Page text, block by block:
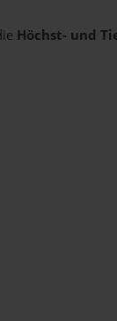
Höchst- und